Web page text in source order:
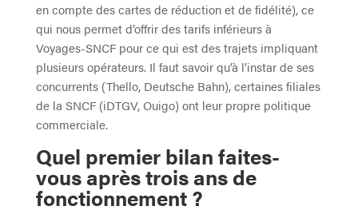
en compte des cartes de réduction et de fidélité), ce
qui nous permet d’offrir des tarifs inférieurs à
Voyages-SNCF pour ce qui est des trajets impliquant
plusieurs opérateurs. Il faut savoir qu’à l’instar de ses
concurrents (Thello, Deutsche Bahn), certaines filiales
de la SNCF (iDTGV, Ouigo) ont leur propre politique
commerciale.
Quel premier bilan faites-
vous après trois ans de
fonctionnement ?